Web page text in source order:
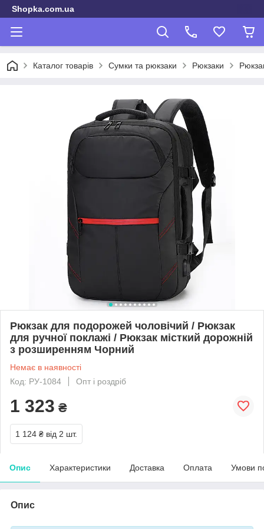
Shopka.com.ua
Каталог товарів Сумки та рюкзаки Рюкзаки
Рюкзак для подорожей чоловічий / Рюкзак
для ручної поклажі / Рюкзак місткий дорожній
з розширенням Чорний
Немає в наявності
Код: РУ-1084
Опт і роздріб
1 323 ₴
1 124 ₴ від 2 шт.
Опис Характеристики Доставка Оплата Умови
Опис